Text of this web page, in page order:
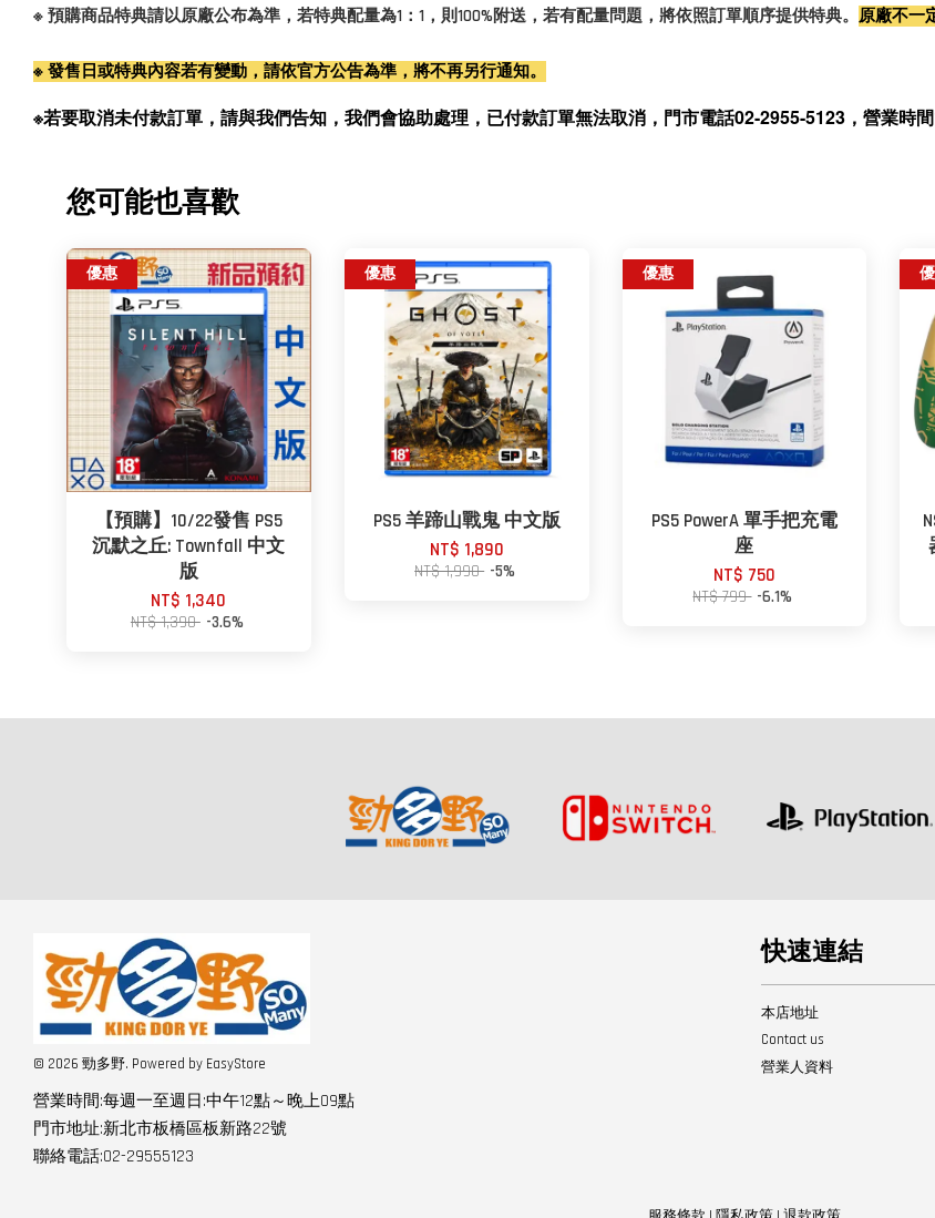
※ 預購商品特典請以原廠公布為準，若特典配量為1：1，則100%附送，若有配量問題，將依照訂單順序提供特典。 原廠不一
※ 發售日或特典內容若有變動，請依官方公告為準，將不再另行通知。
※若要取消未付款訂單，請與我們告知，我們會協助處理，已付款訂單無法取消，門市電話02-2955-5123，營業時
您可能也喜歡
優惠
【預購】10/22發售 PS5
沉默之丘: Townfall 中文
版
NT$ 1,340
NT$ 1,390 -3.6%
優惠
PS5 羊蹄山戰鬼 中文版
NT$ 1,890
NT$ 1,990 -5%
優惠
PS5 PowerA 單手把充電
座
NT$ 750
NT$ 799 -6.1%
© 2026 勁多野. Powered by EasyStore
快速連結
本店地址
Contact us
營業人資料
營業時間:每週一至週日:中午12點～晚上09點
門市地址:新北市板橋區板新路22號
聯絡電話:02-29555123